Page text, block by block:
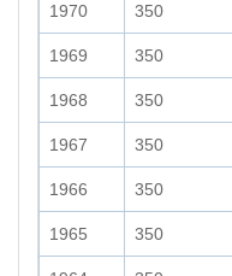
1970 350
1969 350
1968 350
1967 350
1966 350
1965 350